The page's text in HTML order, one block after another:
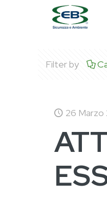
Filter by
26 Marzo